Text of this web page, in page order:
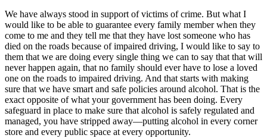
We have always stood in support of victims of crime. But what I
would like to be able to guarantee every family member when they
come to me and they tell me that they have lost someone who has
died on the roads because of impaired driving, I would like to say to
them that we are doing every single thing we can to say that that will
never happen again, that no family should ever have to lose a loved
one on the roads to impaired driving. And that starts with making
sure that we have smart and safe policies around alcohol. That is the
exact opposite of what your government has been doing. Every
safeguard in place to make sure that alcohol is safely regulated and
managed, you have stripped away—putting alcohol in every corner
store and every public space at every opportunity.